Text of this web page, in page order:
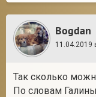
Bogdan
11.04.2019
Так сколько
По словам